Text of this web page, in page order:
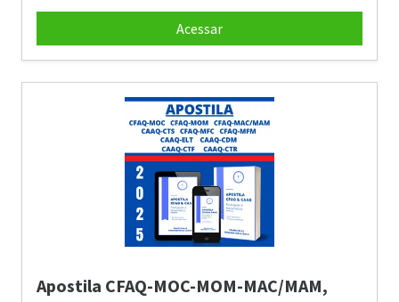
Acessar
Apostila CFAQ-MOC-MOM-MAC/MAM,